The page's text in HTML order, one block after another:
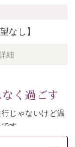
なし】
細
く過ごす
じゃないけど温
す。
をお愉しみくだ